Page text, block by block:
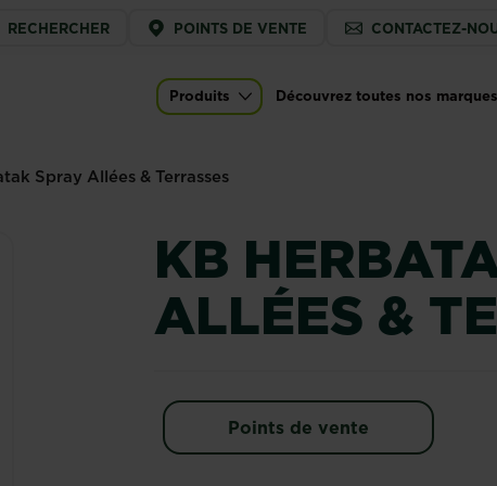
RECHERCHER POINTS DE VENTE CONTACTEZ-
Main navigation
Produits Découvrez toutes nos marques
Spray Allées & Terrasses
KB
ALLÉES &
Points de vente